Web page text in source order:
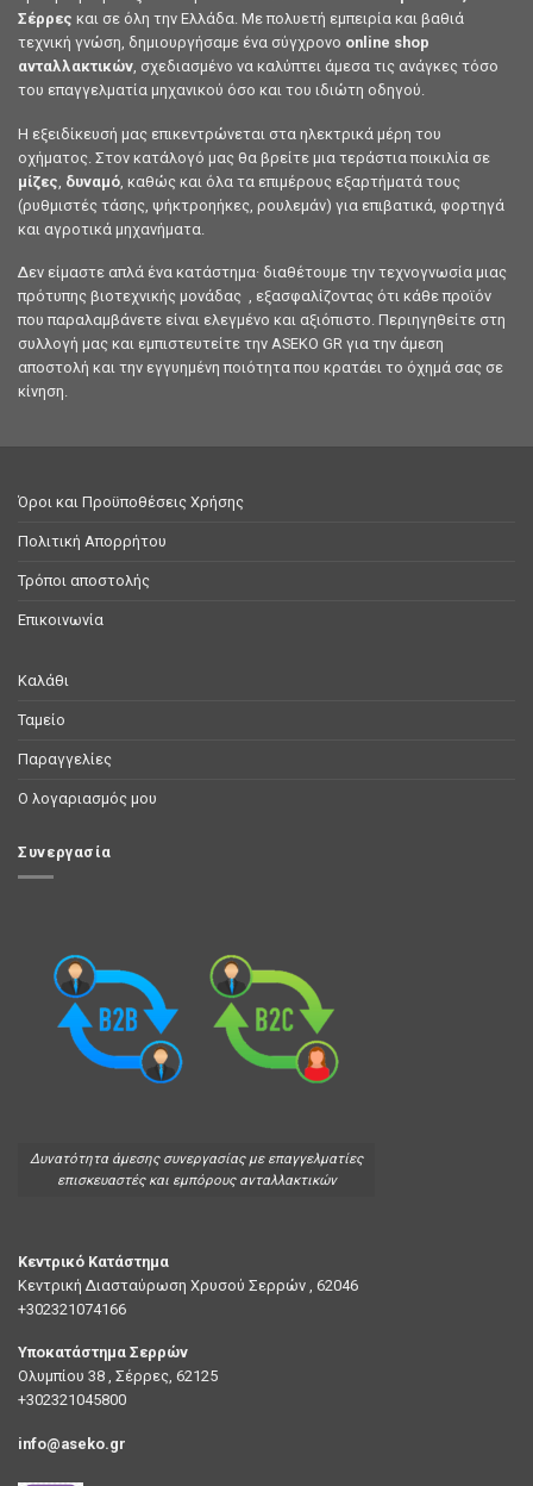
Σέρρες και σε όλη την Ελλάδα. Με πολυετή εμπειρία και βαθιά
τεχνική γνώση, δημιουργήσαμε ένα σύγχρονο online shop
ανταλλακτικών, σχεδιασμένο να καλύπτει άμεσα τις ανάγκες τόσο
του επαγγελματία μηχανικού όσο και του ιδιώτη οδηγού.
Η εξειδίκευσή μας επικεντρώνεται στα ηλεκτρικά μέρη του
οχήματος. Στον κατάλογό μας θα βρείτε μια τεράστια ποικιλία σε
μίζες δυναμό , καθώς και όλα τα επιμέρους εξαρτήματά τους
(ρυθμιστές τάσης, ψήκτροηήκες, ρουλεμάν) για επιβατικά, φορτηγά
και αγροτικά μηχανήματα.
Δεν είμαστε απλά ένα κατάστημα· διαθέτουμε την τεχνογνωσία μιας
πρότυπης βιοτεχνικής μονάδας , εξασφαλίζοντας ότι κάθε προϊόν
που παραλαμβάνετε είναι ελεγμένο και αξιόπιστο. Περιηγηθείτε στη
συλλογή μας και εμπιστευτείτε την ASEKO GR για την άμεση
αποστολή και την εγγυημένη ποιότητα που κρατάει το όχημά σας σε
κίνηση.
Όροι και Προϋποθέσεις Χρήσης
Πολιτική Απορρήτου
Τρόποι αποστολής
Επικοινωνία
Καλάθι
Ταμείο
Παραγγελίες
Ο λογαριασμός μου
Συνεργασία
Δυνατότητα άμεσης συνεργασίας με επαγγελματίες
επισκευαστές και εμπόρους ανταλλακτικών
Κεντρικό Κατάστημα
Κεντρική Διασταύρωση Χρυσού Σερρών , 62046
+302321074166
Υποκατάστημα Σερρών
Ολυμπίου 38 , Σέρρες, 62125
+302321045800
info@aseko.gr